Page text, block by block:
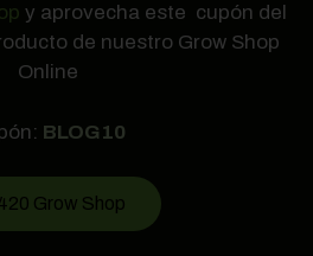
y aprovecha este cupón del
de nuestro Grow Shop
Online
BLOG10
Grow Shop